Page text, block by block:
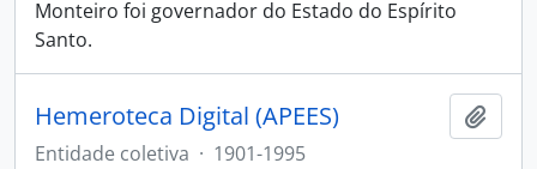
Monteiro foi governador do Estado do Espírito
Santo.
Hemeroteca Digital (APEES)
Entidade coletiva · 1901-1995